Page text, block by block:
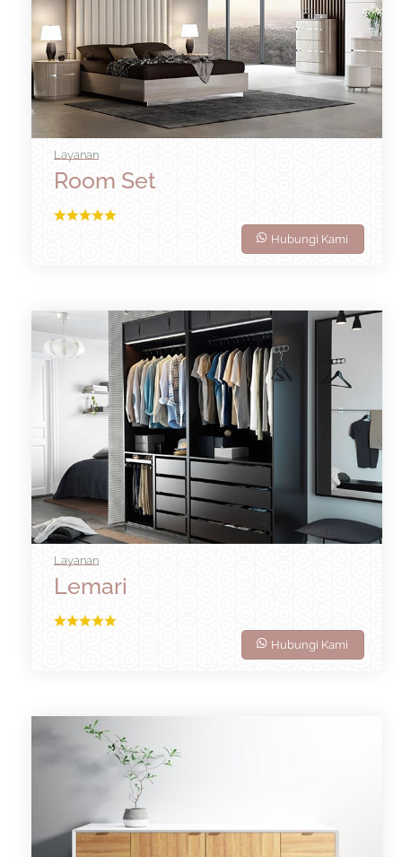
Layanan
Room Set
Hubungi Kami
Layanan
Lemari
Hubungi Kami